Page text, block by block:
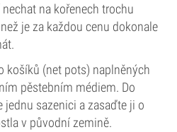
na kořenech trochu
je za každou cenu dokonale
košíků (net pots) naplněných
pěstebním médiem. Do
jednu sazenici a zasaďte ji o
v původní zemině.